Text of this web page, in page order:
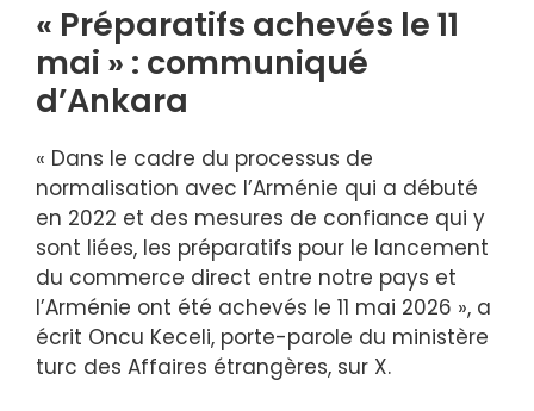
« Préparatifs achevés le 11
mai » : communiqué
d’Ankara
« Dans le cadre du processus de
normalisation avec l’Arménie qui a débuté
en 2022 et des mesures de confiance qui y
sont liées, les préparatifs pour le lancement
du commerce direct entre notre pays et
l’Arménie ont été achevés le 11 mai 2026 », a
écrit Oncu Keceli, porte-parole du ministère
turc des Affaires étrangères, sur X.